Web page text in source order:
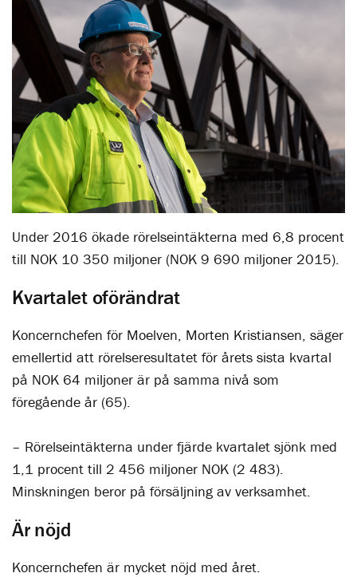
Under 2016 ökade rörelseintäkterna med 6,8 procent
till NOK 10 350 miljoner (NOK 9 690 miljoner 2015).
Kvartalet oförändrat
Koncernchefen för Moelven, Morten Kristiansen, säger
emellertid att rörelseresultatet för årets sista kvartal
på NOK 64 miljoner är på samma nivå som
föregående år (65).
– Rörelseintäkterna under fjärde kvartalet sjönk med
1,1 procent till 2 456 miljoner NOK (2 483).
Minskningen beror på försäljning av verksamhet.
Är nöjd
Koncernchefen är mycket nöjd med året.